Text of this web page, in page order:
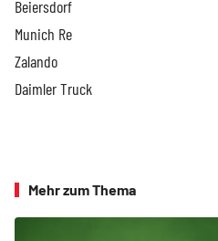
Beiersdorf
Munich Re
Zalando
Daimler Truck
Mehr zum Thema